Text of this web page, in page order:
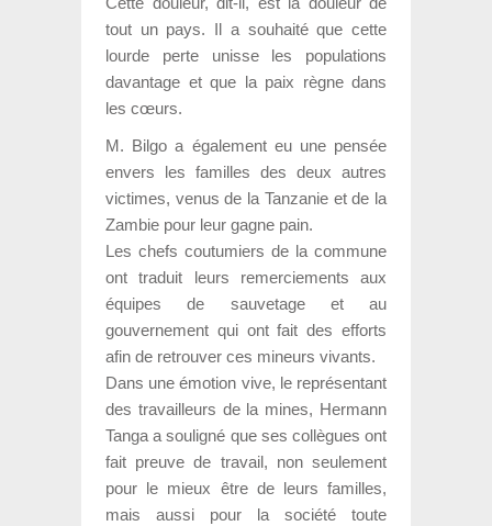
tout un pays. Il a souhaité que cette
lourde perte unisse les populations
davantage et que la paix règne dans
les cœurs.
M. Bilgo a également eu une pensée
envers les familles des deux autres
victimes, venus de la Tanzanie et de la
Zambie pour leur gagne pain.
Les chefs coutumiers de la commune
ont traduit leurs remerciements aux
équipes de sauvetage et au
gouvernement qui ont fait des efforts
afin de retrouver ces mineurs vivants.
Dans une émotion vive, le représentant
des travailleurs de la mines, Hermann
Tanga a souligné que ses collègues ont
fait preuve de travail, non seulement
pour le mieux être de leurs familles,
mais aussi pour la société toute